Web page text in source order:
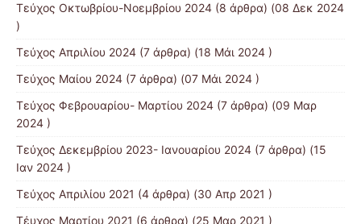
Τεύχος Οκτωβρίου-Νοεμβρίου 2024 (8 άρθρα) (08 Δεκ 2024
)
Τεύχος Απριλίου 2024 (7 άρθρα) (18 Μάι 2024 )
Τεύχος Μαίου 2024 (7 άρθρα) (07 Μάι 2024 )
Τεύχος Φεβρουαρίου- Μαρτίου 2024 (7 άρθρα) (09 Μαρ
2024 )
Τεύχος Δεκεμβρίου 2023- Ιανουαρίου 2024 (7 άρθρα) (15
Ιαν 2024 )
Τεύχος Απριλίου 2021 (4 άρθρα) (30 Απρ 2021 )
Τέυχος Μαρτίου 2021 (6 άρθρα) (25 Μαρ 2021 )